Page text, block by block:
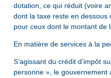
dotation, ce qui réduit (voire
dont la taxe reste en dessous
pour ceux dont le montant de
En matière de services à la
S’agissant du crédit d’impôt
personne », le gouvernement